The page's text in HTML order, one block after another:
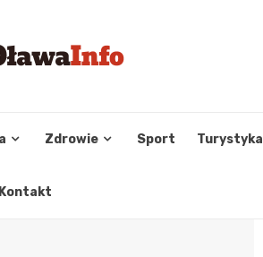
Zdrowie Sport Turystyka
Kontakt